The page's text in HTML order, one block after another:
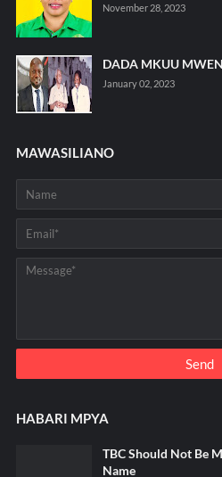
November 28, 2023
DADA MKUU
January 02, 2023
MAWASILIANO
HABARI MPYA
TBC Should Not Be
Name